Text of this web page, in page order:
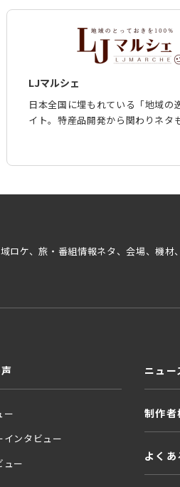
LJマルシェ
日本全国に埋もれている「地域の
イト。特産品開発から関わりネタ
ロケ、旅・番組情報ネタ、会場、機
ー
インタビュー
ュー
ニュー
制作者
よくあ